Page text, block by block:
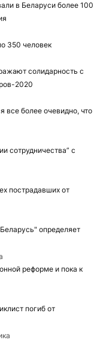
в Беларуси более 100
350 человек
солидарность с
2020
все более очевидно, что
сотрудничества” с
пострадавших от
определяет
реформе и пока к
погиб от